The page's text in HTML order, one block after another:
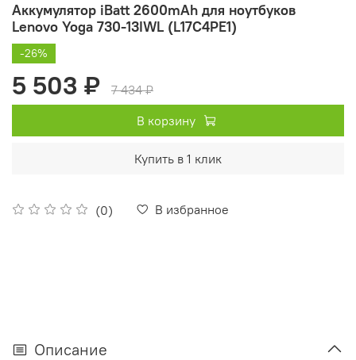
Аккумулятор iBatt 2600mAh для ноутбуков
Lenovo Yoga 730-13IWL (L17C4PE1)
(0) В избранное
-26%
5 503 ₽
7 434 ₽
В корзину
Купить в 1 клик
Описание